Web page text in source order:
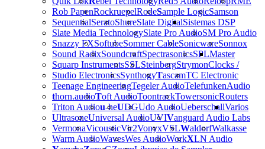
Rob PapenRockruepelRodeSample LogicSamson
SequentialSeratoShureSlate Digital
Slate Media TechnologySlate Pro AudioSM Pro Audio
Snazzy FXSoftubeSommer CableSonicwareSonnox
Sound RadixSoundcraftSpectrasonicsSPL
Squarp InstrumentsSSLSteinbergStrymon
Studio ElectronicsSynthogyTascamTC Electronic
Teenage EngineeringTegeler AudioTelefunken
thorn.audioToft AudioToontrackTowersonic
Triton Audiou-heUDGUdo AudioUeberschall
UltrasoneUniversal AudioUVIVanguard Audio Labs
VermonaVicousticVir2VonyxVSLWaldorfWalkasse
Warm AudioWavesWes AudioWorkXLN Audio
Sistemas DSP
Master
Clocks /
Audio
Routers
Varios